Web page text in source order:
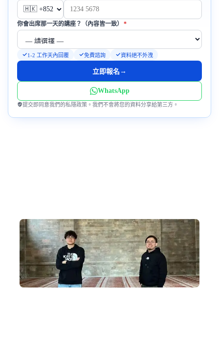
你會出席那一天的講座？（內容皆一致） *必填
1-2 工作天內回覆 免費諮詢 資料絕不外洩
立即報名→
WhatsApp
提交即同意我們的私隱政策。我們不會將您的資料分享給第三方。